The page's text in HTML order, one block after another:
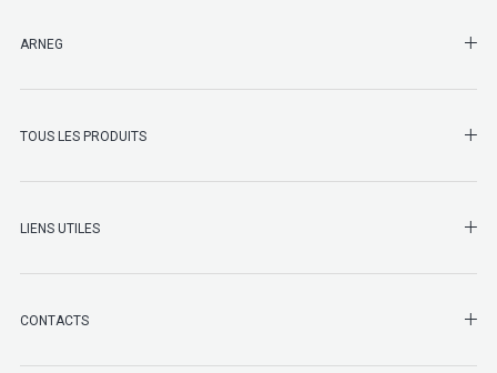
ARNEG
TOUS LES PRODUITS
LIENS UTILES
CONTACTS